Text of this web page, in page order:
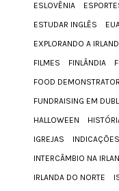
ESLOVÊNIA
ESTUDAR INGLÊS
EXPLORANDO A
FILMES
FINLÂNDIA
FOOD DEMONSTRATOR
FUNDRAISING EM
HALLOWEEN
IGREJAS
INDICAÇÕES
INTERCÂMBIO NA
IRLANDA DO NORTE